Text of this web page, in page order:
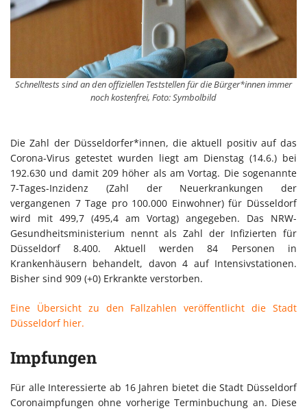
Schnelltests sind an den offiziellen Teststellen für die Bürger*innen immer
noch kostenfrei, Foto: Symbolbild
Die Zahl der Düsseldorfer*innen, die aktuell positiv auf das
Corona-Virus getestet wurden liegt am Dienstag (14.6.) bei
192.630 und damit 209 höher als am Vortag. Die sogenannte
7-Tages-Inzidenz (Zahl der Neuerkrankungen der
vergangenen 7 Tage pro 100.000 Einwohner) für Düsseldorf
wird mit 499,7 (495,4 am Vortag) angegeben. Das NRW-
Gesundheitsministerium nennt als Zahl der Infizierten für
Düsseldorf 8.400. Aktuell werden 84 Personen in
Krankenhäusern behandelt, davon 4 auf Intensivstationen.
Bisher sind 909 (+0) Erkrankte verstorben.
Eine Übersicht zu den Fallzahlen veröffentlicht die Stadt
Düsseldorf hier.
Impfungen
Für alle Interessierte ab 16 Jahren bietet die Stadt Düsseldorf
Coronaimpfungen ohne vorherige Terminbuchung an. Diese